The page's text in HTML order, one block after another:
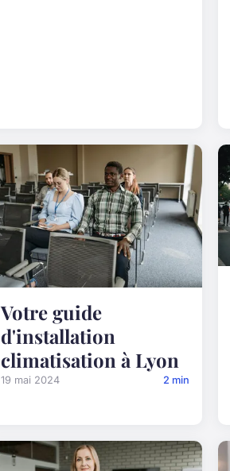
Votre guide
d'installation
climatisation à Lyon
19 mai 2024 2 min